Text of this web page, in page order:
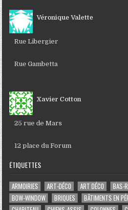
Véronique Valette
Rue Libergier
Rue Gambetta
Xavier Cotton
25 rue de Mars
12 place du Forum
ÉTIQUETTES
ARMOIRIES ART-DÉCO ART DÉCO BAS-
BOW-WINDOW
BRIQUES
BÂTIMENTS EN